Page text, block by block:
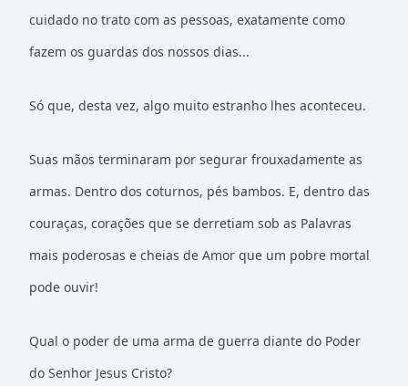
cuidado no trato com as pessoas, exatamente como
fazem os guardas dos nossos dias...
Só que, desta vez, algo muito estranho lhes aconteceu.
Suas mãos terminaram por segurar frouxadamente as
armas. Dentro dos coturnos, pés bambos. E, dentro das
couraças, corações que se derretiam sob as Palavras
mais poderosas e cheias de Amor que um pobre mortal
pode ouvir!
Qual o poder de uma arma de guerra diante do Poder
do Senhor Jesus Cristo?